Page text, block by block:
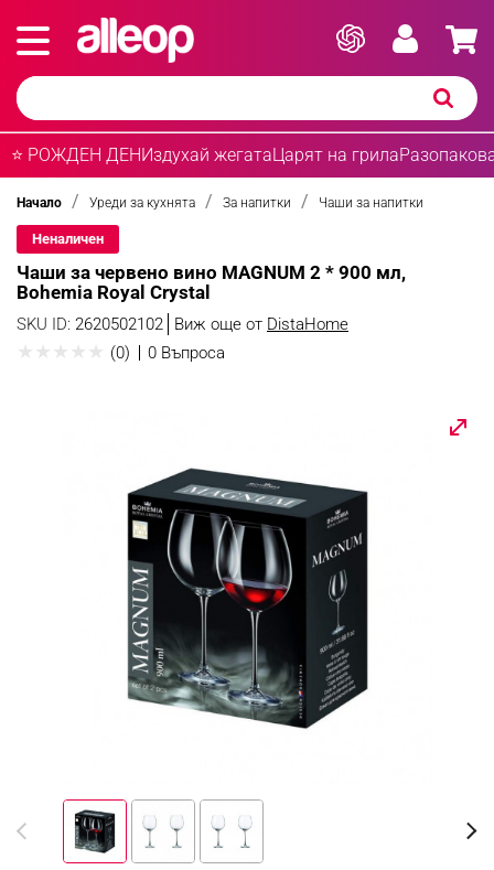
⭐ РОЖДЕН ДЕНИздухай жегатаЦарят на грила
Начало Уреди за кухнята За напитки Чаши за напитки
Неналичен
Чаши за червено вино MAGNUM 2 * 900 мл,
Bohemia Royal Crystal
SKU ID: 2620502102 Виж още от DistaHome
★ ★ ★ ★ ★ (0) 0 Въпроса